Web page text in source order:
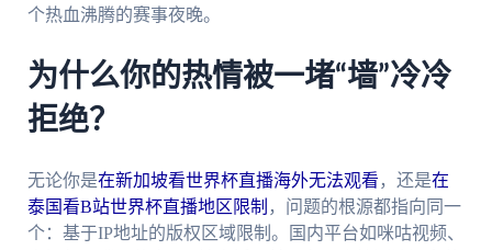
个热血沸腾的赛事夜晚。
为什么你的热情被一堵“墙”冷冷
拒绝？
无论你是在新加坡看世界杯直播海外无法观看 ，还是在
泰国看B站世界杯直播地区限制 ，问题的根源都指向同一
个：基于IP地址的版权区域限制。国内平台如咪咕视频、